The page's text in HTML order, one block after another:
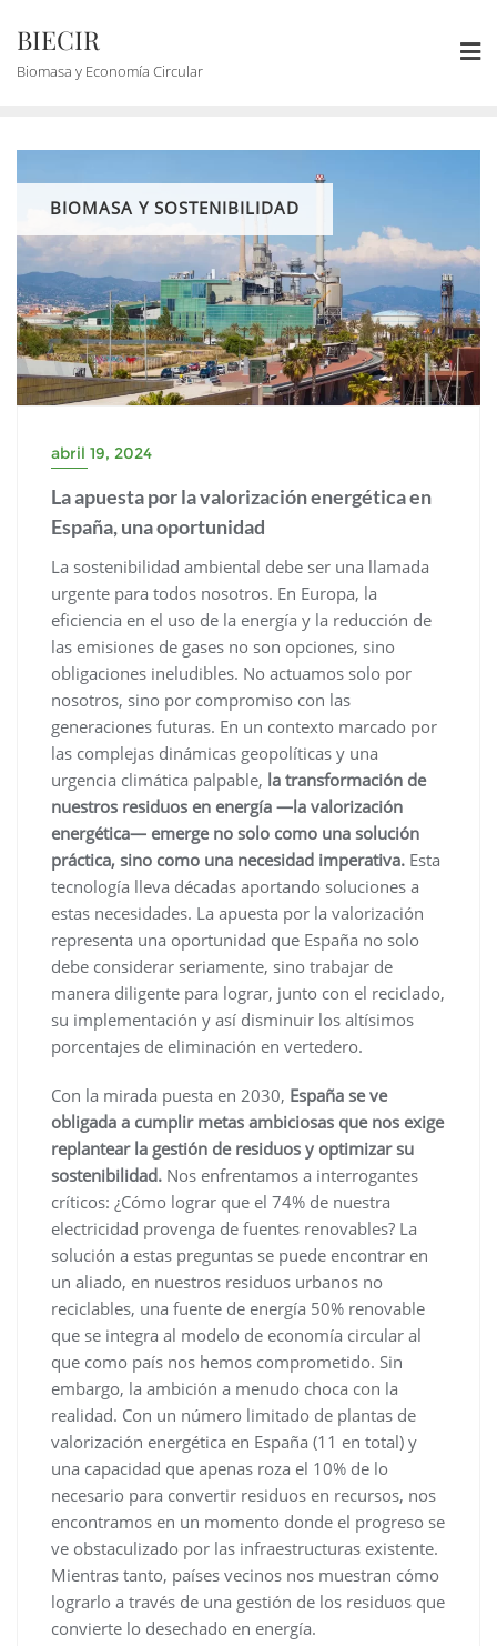
BIECIR
Biomasa y Economía Circular
BIOMASA Y SOSTENIBILIDAD
abril 19, 2024
La apuesta por la valorización energética en
España, una oportunidad
La sostenibilidad ambiental debe ser una llamada
urgente para todos nosotros. En Europa, la
eficiencia en el uso de la energía y la reducción de
las emisiones de gases no son opciones, sino
obligaciones ineludibles. No actuamos solo por
nosotros, sino por compromiso con las
generaciones futuras. En un contexto marcado por
las complejas dinámicas geopolíticas y una
urgencia climática palpable, la transformación de
nuestros residuos en energía —la valorización
energética— emerge no solo como una solución
práctica, sino como una necesidad imperativa. Esta
tecnología lleva décadas aportando soluciones a
estas necesidades. La apuesta por la valorización
representa una oportunidad que España no solo
debe considerar seriamente, sino trabajar de
manera diligente para lograr, junto con el reciclado,
su implementación y así disminuir los altísimos
porcentajes de eliminación en vertedero.
Con la mirada puesta en 2030, España se ve
obligada a cumplir metas ambiciosas que nos exige
replantear la gestión de residuos y optimizar su
sostenibilidad. Nos enfrentamos a interrogantes
críticos: ¿Cómo lograr que el 74% de nuestra
electricidad provenga de fuentes renovables? La
solución a estas preguntas se puede encontrar en
un aliado, en nuestros residuos urbanos no
reciclables, una fuente de energía 50% renovable
que se integra al modelo de economía circular al
que como país nos hemos comprometido. Sin
embargo, la ambición a menudo choca con la
realidad. Con un número limitado de plantas de
valorización energética en España (11 en total) y
una capacidad que apenas roza el 10% de lo
necesario para convertir residuos en recursos, nos
encontramos en un momento donde el progreso se
ve obstaculizado por las infraestructuras existente.
Mientras tanto, países vecinos nos muestran cómo
lograrlo a través de una gestión de los residuos que
convierte lo desechado en energía.